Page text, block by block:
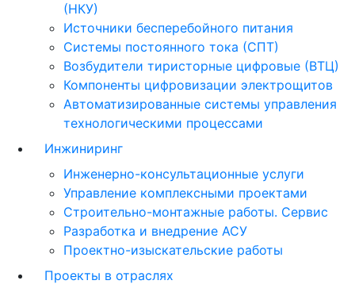
(НКУ)
Источники бесперебойного питания
Системы постоянного тока (СПТ)
Возбудители тиристорные цифровые (ВТЦ)
Компоненты цифровизации электрощитов
Автоматизированные системы управления
технологическими процессами
Инжиниринг
Инженерно-консультационные услуги
Управление комплексными проектами
Строительно-монтажные работы. Сервис
Разработка и внедрение АСУ
Проектно-изыскательские работы
Проекты в отраслях